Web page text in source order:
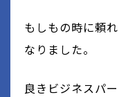
もしもの時に頼
なりました。
良きビジネスパ